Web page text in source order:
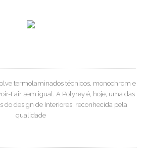
termolaminados técnicos, monochrom e
Fair sem igual. A Polyrey é, hoje, uma das
do design de Interiores, reconhecida pela
qualidade